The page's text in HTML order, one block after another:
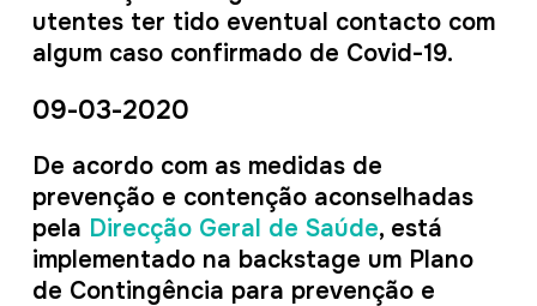
utentes ter tido eventual contacto com
algum caso confirmado de Covid-19.
09-03-2020
De acordo com as medidas de
prevenção e contenção aconselhadas
pela Direcção Geral de Saúde, está
implementado na backstage um Plano
de Contingência para prevenção e